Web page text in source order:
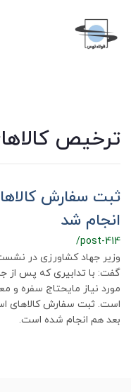
ترخیص
انجام شد
/post-414
وزیر جهاد کشاورزی در
مورد نیاز مایحتاج سفره
بعد هم انجام شده است.